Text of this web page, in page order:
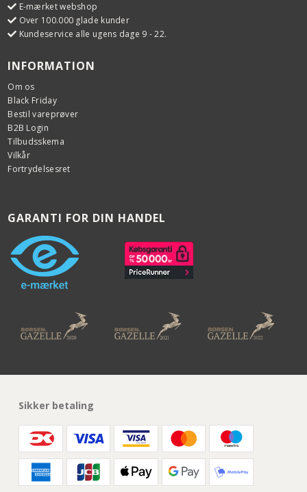
E-mærket webshop
Over 100.000 glade kunder
Kundeservice alle ugens dage 9 - 22.
INFORMATION
Om os
Black Friday
Bestil vareprøver
B2B Login
Tilbudsskema
Vilkår
Fortrydelsesret
GARANTI FOR DIN HANDEL
Sikker betaling